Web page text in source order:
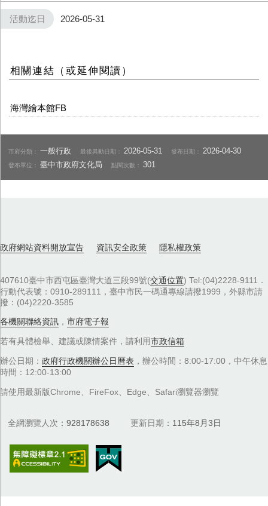
活動迄日 2026-05-31
相關連結（或延伸閱讀）
海灣繪本館FB
市府分類：一般行政 最後異動日期： 2026-05-31 發布日期： 2026-04-30
發布單位：臺中市政府文化局 點閱次數：301
政府網站資料開放宣告 資訊安全政策 隱私權政策
407610臺中市西屯區臺灣大道三段99號(交通位置) Tel:(04)2228-9111．
行動代表號：0910-289111，臺中市民一碼通專線請撥1999，外縣市請
撥：(04)2220-3585
各機關聯絡資訊 ， 市府電子報
若有具體檢舉、建議或陳情案件，請利用市政信箱
辦公日期： 政府行政機關辦公日曆表 ，辦公時間：8:00-17:00，中午休息
時間：12:00-13:00
請使用最新版Chrome、FireFox、Edge、Safari瀏覽器瀏覽
全網瀏覽人次 928178638 更新日期 115年8月3日